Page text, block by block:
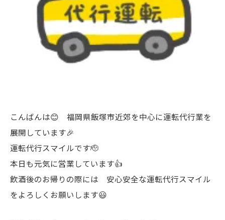
こんばんは😊 福岡県飯塚市近郊を中心に運転代行業を
展開しています🎉
運転代行スマイルです🫡
本日も元気に営業しています👍
飲酒後のお帰りの際には 安心安全な運転代行スマイル
をよろしくお願いします😃